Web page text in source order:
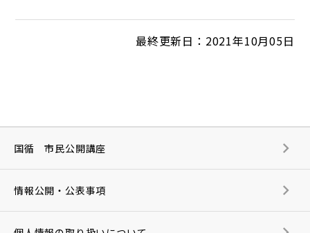
最終更新日：2021年10月05日
国循 市民公開講座
情報公開・公表事項